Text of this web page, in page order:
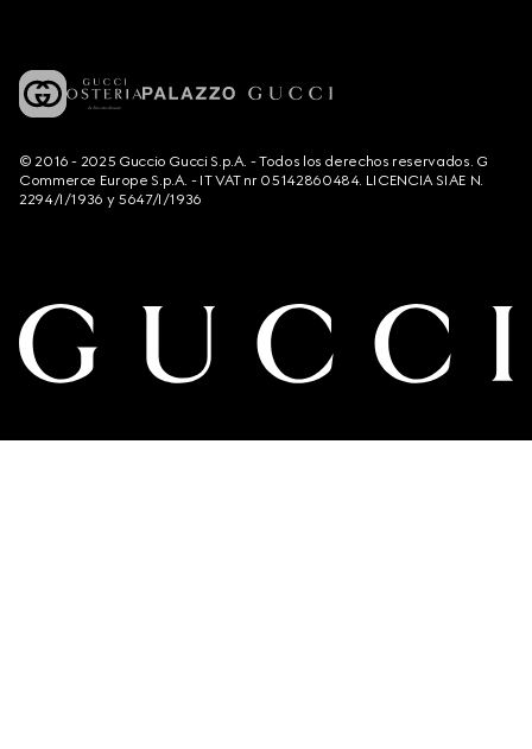
© 2016 - 2025 Guccio Gucci S.p.A. - Todos los derechos reservados. G
Commerce Europe S.p.A. - IT VAT nr 05142860484. LICENCIA SIAE N.
2294/I/1936 y 5647/I/1936